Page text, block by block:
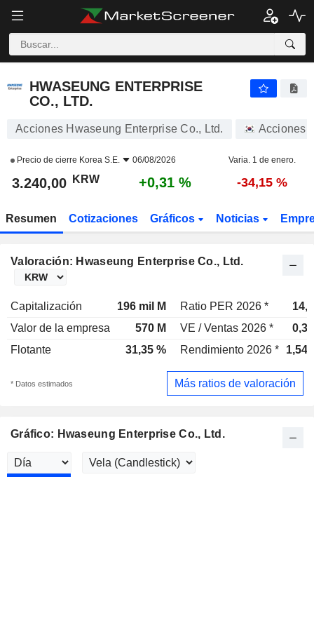
HWASEUNG ENTERPRISE
CO., LTD.
Acciones Hwaseung Enterprise Co., Ltd. Acciones
Precio de cierre Korea S.E. 06/08/2026 Varia. 1 de enero.
3.240,00 KRW +0,31 % -34,15 %
Resumen Cotizaciones Gráficos Noticias
Valoración: Hwaseung Enterprise Co., Ltd.
Capitalización 196 mil M Ratio PER 2026 *
Valor de la empresa
570 M VE / Ventas 2026 *
Flotante
31,35 % Rendimiento 2026 * 1,54
* Datos estimados Más ratios de valoración
Gráfico: Hwaseung Enterprise Co., Ltd.